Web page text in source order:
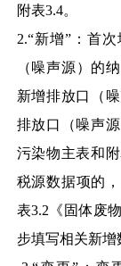
附表3.4。
2.“新增”：首
（噪声源）的
新增排放口（
排放口（噪声
污染物主表和
税源数据项的
表3.2《固体废
步填写相关新增